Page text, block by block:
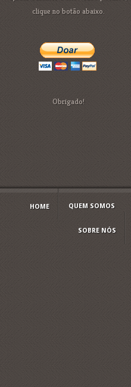
clique no botão abaixo.
Obrigado!
HOME QUEM SOMOS
SOBRE NÓS